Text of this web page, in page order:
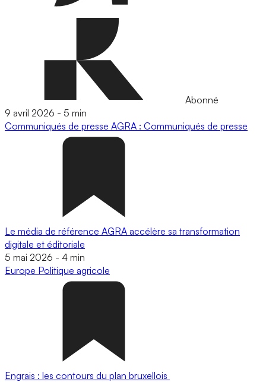
Abonné
9 avril 2026 - 5 min
Communiqués de presse AGRA : Communiqués de presse
Le média de référence AGRA accélère sa transformation
digitale et éditoriale
5 mai 2026 - 4 min
Europe Politique agricole
Engrais : les contours du plan bruxellois